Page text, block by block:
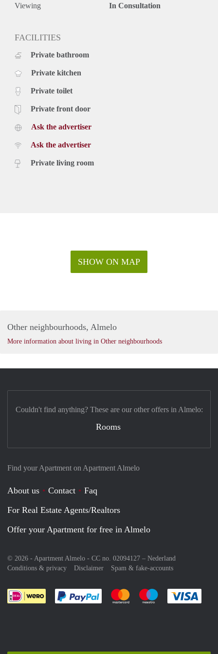
- Bouwjaar 2024
- Dak voorzien van 8 eigen zonnepanelen, opbrengst voor
- Eigen balkon
- Eigen parkeerplaats en 2 laadpalen aanwezig in
parkeerkelder
Deze advertentie op internet en op facebook is slechts ter
informatie en dus geheel vrijblijvend.
ontleend.
Viewing In Consultation
FACILITIES
Private bathroom
Private kitchen
Private toilet
Private front door
Ask the advertiser
Ask the advertiser
Private living room
SHOW ON MAP
Other neighbourhoods, Almelo
More information about living in Other neighbourhoods
Find your Apartment on Apartment Almelo
About us Contact
Faq
For Real Estate Agents/Realtors
Offer your Apartment for free in Almelo
© 2026 - Apartment Almelo - CC no. 02094127 – Nederland
Conditions & privacy
Disclaimer Spam & fake-accounts
Pay easily with :payment method
Pay easily with :payment
Pay easily with
Couldn't find anything? These are our other offers in Almelo:
Rooms